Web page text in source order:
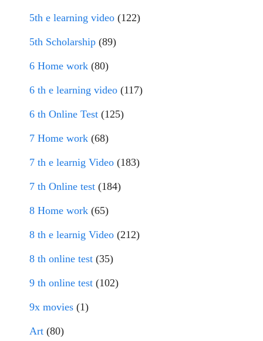
5th e learning video (122)
5th Scholarship (89)
6 Home work (80)
6 th e learning video (117)
6 th Online Test (125)
7 Home work (68)
7 th e learnig Video (183)
7 th Online test (184)
8 Home work (65)
8 th e learnig Video (212)
8 th online test (35)
9 th online test (102)
9x movies (1)
Art (80)